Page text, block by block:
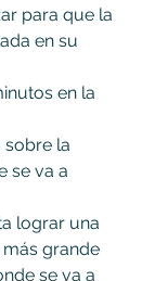
para que la
en su
en la
sobre la
se va a
lograr una
grande
se va a